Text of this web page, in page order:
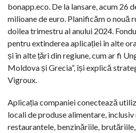
bonapp.eco. De la lansare, acum 26
milioane de euro. Planificăm o nouă
doilea trimestru al anului 2024.
pentru extinderea aplicației în alte
și în alte țări din regiune, cum ar fi
Moldova și Grecia”, își explică
Vigroux.
Aplicația companiei conectează
locali de produse alimentare,
restaurantele, benzinăriile,